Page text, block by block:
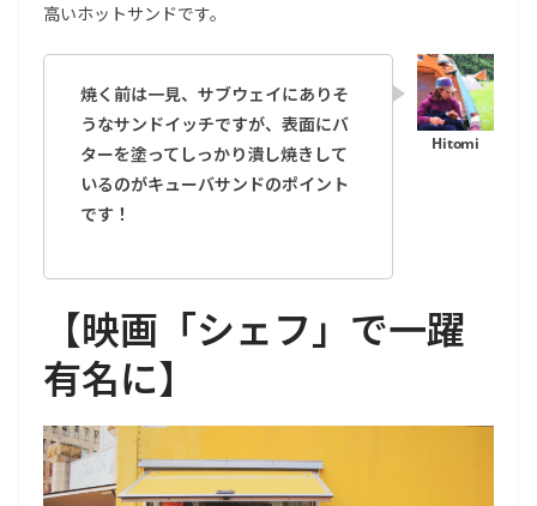
高いホットサンドです。
焼く前は一見、サブウェイにありそ
うなサンドイッチですが、表面にバ
ターを塗ってしっかり潰し焼きして
いるのがキューバサンドのポイント
です！
【映画「シェフ」で一躍
有名に】